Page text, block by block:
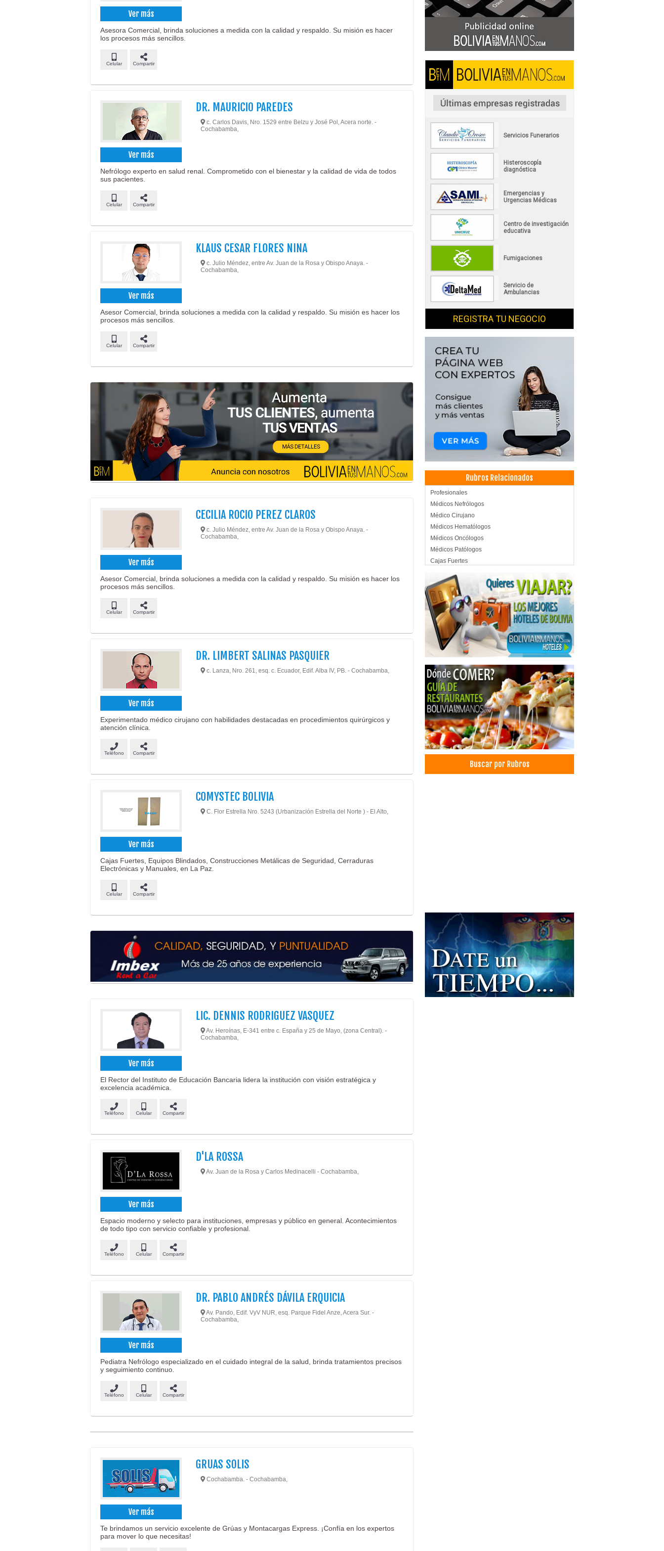
Ver más
Asesora Comercial, brinda soluciones a medida con la calidad y respaldo. Su misión es hacer
los procesos más sencillos.
Celular Compartir
Ver más
DR. MAURICIO PAREDES
c. Carlos Davis, Nro. 1529 entre Belzu y José Pol, Acera norte. -
Cochabamba,
Nefrólogo experto en salud renal. Comprometido con el bienestar y la calidad de vida de todos
sus pacientes.
Celular Compartir
Ver más
KLAUS CESAR FLORES NINA
c. Julio Méndez, entre Av. Juan de la Rosa y Obispo Anaya. -
Cochabamba,
Asesor Comercial, brinda soluciones a medida con la calidad y respaldo. Su misión es hacer los
procesos más sencillos.
Celular Compartir
Ver más
CECILIA ROCIO PEREZ CLAROS
c. Julio Méndez, entre Av. Juan de la Rosa y Obispo Anaya. -
Cochabamba,
Asesor Comercial, brinda soluciones a medida con la calidad y respaldo. Su misión es hacer los
procesos más sencillos.
Celular Compartir
Ver más
DR. LIMBERT SALINAS PASQUIER
c. Lanza, Nro. 261, esq. c. Ecuador, Edif. Alba IV, PB. - Cochabamba,
Experimentado médico cirujano con habilidades destacadas en procedimientos quirúrgicos y
atención clínica.
Teléfono Compartir
Ver más
COMYSTEC BOLIVIA
C. Flor Estrella Nro. 5243 (Urbanización Estrella del Norte ) - El Alto,
Cajas Fuertes, Equipos Blindados, Construcciones Metálicas de Seguridad, Cerraduras
Electrónicas y Manuales, en La Paz.
Celular Compartir
Ver más
LIC. DENNIS RODRIGUEZ VASQUEZ
Av. Heroínas, E-341 entre c. España y 25 de Mayo, (zona Central). -
Cochabamba,
El Rector del Instituto de Educación Bancaria lidera la institución con visión estratégica y
excelencia académica.
Teléfono Celular Compartir
Ver más
D'LA ROSSA
Av. Juan de la Rosa y Carlos Medinacelli - Cochabamba,
Espacio moderno y selecto para instituciones, empresas y público en general. Acontecimientos
de todo tipo con servicio confiable y profesional.
Teléfono Celular Compartir
Ver más
DR. PABLO ANDRÉS DÁVILA ERQUICIA
Av. Pando, Edif. VyV NUR, esq. Parque Fidel Anze, Acera Sur. -
Cochabamba,
Pediatra Nefrólogo especializado en el cuidado integral de la salud, brinda tratamientos precisos
y seguimiento continuo.
Teléfono Celular Compartir
Ver más
GRUAS SOLIS
Cochabamba. - Cochabamba,
Te brindamos un servicio excelente de Grúas y Montacargas Express. ¡Confía en los expertos
para mover lo que necesitas!
Servicios Funerarios
Histeroscopía
diagnóstica
Emergencias y
Urgencias Médicas
Centro de investigación
educativa
Fumigaciones
Servicio de
Ambulancias
REGISTRA TU NEGOCIO
Rubros Relacionados
Profesionales
Médicos Nefrólogos
Médico Cirujano
Médicos Hematólogos
Médicos Oncólogos
Médicos Patólogos
Cajas Fuertes
Alquiler de salones de eventos
Decoración para Eventos
Decoraciones de Salones
Eventos Corporativos
Eventos Sociales
Salones de Fiestas
Salones de Eventos
Salones de reuniones
Convenciones
Centro de Convenciones
Médicos Pediatras
Grúas y Montacargas
Montacargas
Buscar por Rubros